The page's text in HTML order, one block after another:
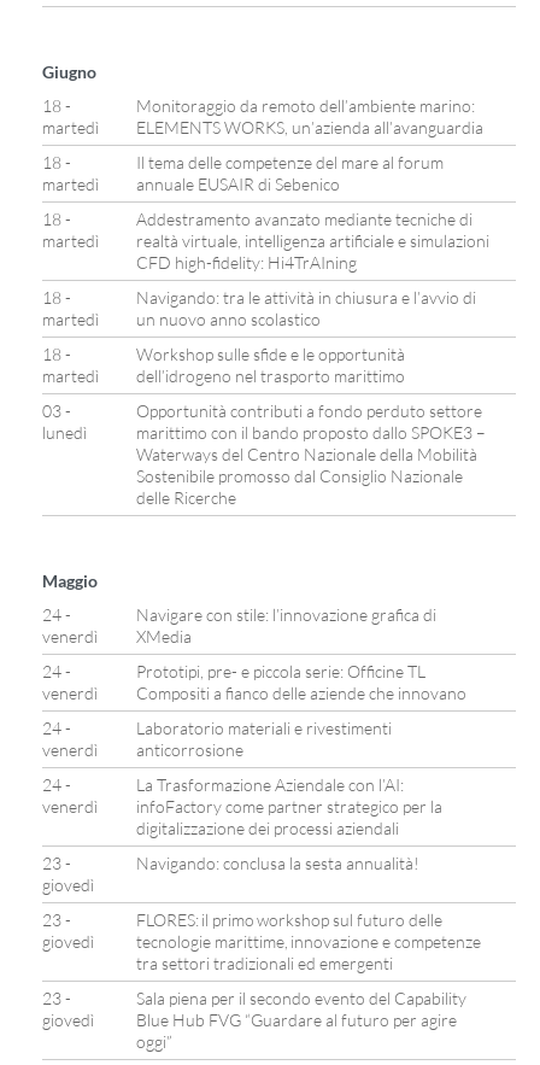
Giugno
18 -
martedì
Monitoraggio da remoto dell’ambiente marino:
ELEMENTS WORKS, un’azienda all’avanguardia
18 -
martedì
Il tema delle competenze del mare al forum
annuale EUSAIR di Sebenico
18 -
martedì
Addestramento avanzato mediante tecniche di
realtà virtuale, intelligenza artificiale e simulazioni
CFD high-fidelity: Hi4TrAIning
18 -
martedì
Navigando: tra le attività in chiusura e l’avvio di
un nuovo anno scolastico
18 -
martedì
Workshop sulle sfide e le opportunità
dell’idrogeno nel trasporto marittimo
03 -
lunedì
Opportunità contributi a fondo perduto settore
marittimo con il bando proposto dallo SPOKE3 –
Waterways del Centro Nazionale della Mobilità
Sostenibile promosso dal Consiglio Nazionale
delle Ricerche
Maggio
24 -
venerdì
Navigare con stile: l’innovazione grafica di
XMedia
24 -
venerdì
Prototipi, pre- e piccola serie: Officine TL
Compositi a fianco delle aziende che innovano
24 -
venerdì
Laboratorio materiali e rivestimenti
anticorrosione
24 -
venerdì
La Trasformazione Aziendale con l’AI:
infoFactory come partner strategico per la
digitalizzazione dei processi aziendali
23 -
giovedì
Navigando: conclusa la sesta annualità!
23 -
giovedì
FLORES: il primo workshop sul futuro delle
tecnologie marittime, innovazione e competenze
tra settori tradizionali ed emergenti
23 -
giovedì
Sala piena per il secondo evento del Capability
Blue Hub FVG “Guardare al futuro per agire
oggi”